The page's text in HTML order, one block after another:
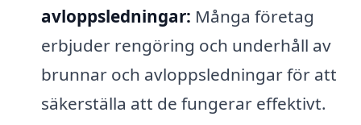
avloppsledningar: Många företag
erbjuder rengöring och underhåll av
brunnar och avloppsledningar för att
säkerställa att de fungerar effektivt.